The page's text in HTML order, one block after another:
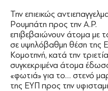
Την επιεικώς
Ρουμπάτη προς την Α.Ρ.
επιβεβαιώνουν άτομα με
σε υψηλόβαθμη θέση της
Κομοτηνή, κατά την
συγκεκριμένα άτομα
«φωτιά» για το… στενό
της ΕΥΠ προς την